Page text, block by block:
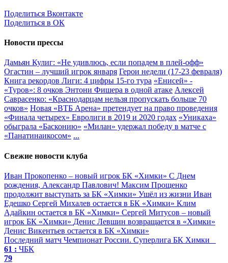
Поделиться Вконтакте
Поделиться в ОК
Новости прессы
Дамьян Кулиг: «Не удивлюсь, если попадем в плей-офф»
Огастин – лучший игрок января Герои недели (17-23 февраля)
Книга рекордов Лиги: 4 цифры 15-го тура «Енисей» -
«Туров»: 8 очков Энтони Фишера в одной атаке Алексей
Саврасенко: «Краснодарцам нельзя пропускать больше 70
очков» Новая «ВТБ Арена» претендует на право проведения
«Финала четырех» Евролиги в 2019 и 2020 годах «Уникаха»
обыграла «Басконию» «Милан» удержал победу в матче с
«Панатинаикосом» ...
Свежие новости клуба
Иван Прокопенко – новый игрок БК «Химки» С Днем
рождения, Александр Павлович! Максим Прощенко
продолжит выступать за БК «Химки» Ушёл из жизни Иван
Едешко Сергей Михалев остается в БК «Химки» Клим
Адайкин остается в БК «Химки» Сергей Митусов – новый
игрок БК «Химки» Денис Левшин возвращается в «Химки»
Денис Викентьев остается в БК «Химки»
Последний матч Чемпионат России. Суперлига БК Химки
61 : ЧБК
79